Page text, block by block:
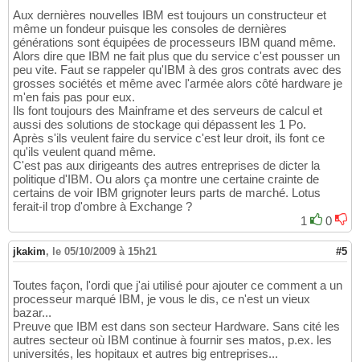
Aux dernières nouvelles IBM est toujours un constructeur et
même un fondeur puisque les consoles de dernières
générations sont équipées de processeurs IBM quand même.
Alors dire que IBM ne fait plus que du service c'est pousser un
peu vite. Faut se rappeler qu'IBM à des gros contrats avec des
grosses sociétés et même avec l'armée alors côté hardware je
m'en fais pas pour eux.
Ils font toujours des Mainframe et des serveurs de calcul et
aussi des solutions de stockage qui dépassent les 1 Po.
Après s'ils veulent faire du service c'est leur droit, ils font ce
qu'ils veulent quand même.
C'est pas aux dirigeants des autres entreprises de dicter la
politique d'IBM. Ou alors ça montre une certaine crainte de
certains de voir IBM grignoter leurs parts de marché. Lotus
ferait-il trop d'ombre à Exchange ?
1
0
jkakim, le 05/10/2009 à 15h21 #5
Toutes façon, l'ordi que j'ai utilisé pour ajouter ce comment a un
processeur marqué IBM, je vous le dis, ce n'est un vieux
bazar...
Preuve que IBM est dans son secteur Hardware. Sans cité les
autres secteur où IBM continue à fournir ses matos, p.ex. les
universités, les hopitaux et autres big entreprises...